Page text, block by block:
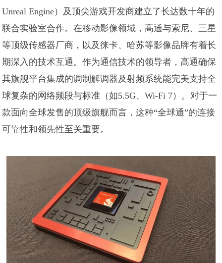
Unreal Engine）及顶尖游戏开发商建立了长达数十年的
联合实验室合作。在移动影像领域，高通与索尼、三星
等顶级传感器厂商，以及徕卡、哈苏等影像品牌有着长
期深入的技术互通。作为通信技术的领导者，高通确保
其旗舰平台集成的调制解调器及射频系统能完美支持全
球复杂的网络频段与标准（如5.5G、Wi-Fi 7）。对于一
款面向全球发售的顶级旗舰而言，这种“全球通”的连接
可靠性和领先性至关重要。